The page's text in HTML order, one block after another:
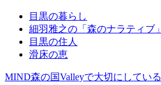
目黒の暮らし
細羽雅之の「森のナラティブ」
目黒の住人
滑床の恵
MIND森の国Valleyで大切にしてい